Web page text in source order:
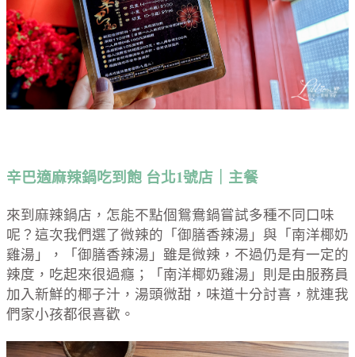
辛巴適麻辣鍋吃到飽 台北1號店｜主餐
來到麻辣鍋店，怎能不點個鴛鴦鍋嘗試多種不同口味
呢？這次我們選了微辣的「御膳香辣湯」與「南洋椰奶
雞湯」，「御膳香辣湯」雖是微辣，不過仍是有一定的
辣度，吃起來很過癮；「南洋椰奶雞湯」則是由服務員
加入新鮮的椰子汁，湯頭微甜，味道十分討喜，就連我
們家小孩都很喜歡。